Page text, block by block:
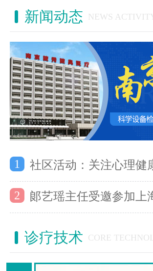
新闻动态 NEWS
1 社区活动：关注心理健
2 郞艺瑶主任受邀参加上
诊疗技术 CORE